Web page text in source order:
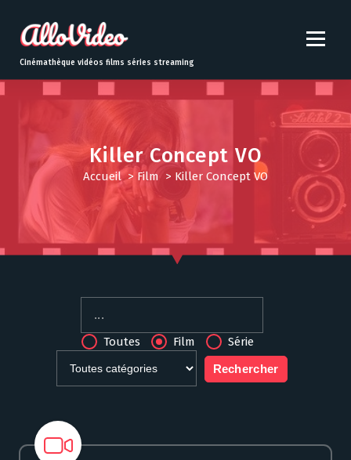
t
o
Cinémathèque vidéos films séries streaming
Killer Concept VO
Accueil> Film> Killer Concept VO
Toutes Film Série